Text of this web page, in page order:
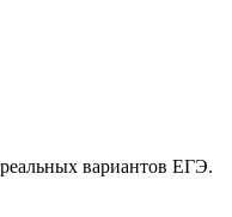
вариантов ЕГЭ.